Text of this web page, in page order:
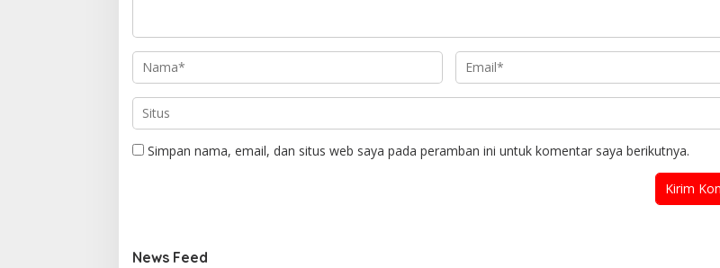
Simpan nama, email, dan situs web saya pada peramban ini untuk komentar saya berikutnya.
News Feed